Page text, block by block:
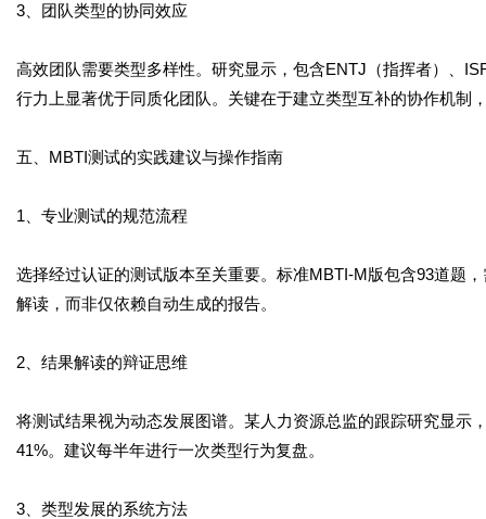
3、团队类型的协同效应
高效团队需要类型多样性。研究显示，包含ENTJ（指挥者）、
行力上显著优于同质化团队。关键在于建立类型互补的协作机制
五、MBTI测试的实践建议与操作指南
1、专业测试的规范流程
选择经过认证的测试版本至关重要。标准MBTI-M版包含93道题
解读，而非仅依赖自动生成的报告。
2、结果解读的辩证思维
将测试结果视为动态发展图谱。某人力资源总监的跟踪研究显示
41%。建议每半年进行一次类型行为复盘。
3、类型发展的系统方法